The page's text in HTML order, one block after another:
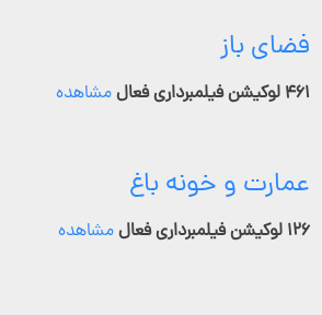
فضای باز
۴۶۱ لوکیشن فیلمبرداری فعال مشاهده
عمارت و خونه باغ
۱۲۶ لوکیشن فیلمبرداری فعال مشاهده